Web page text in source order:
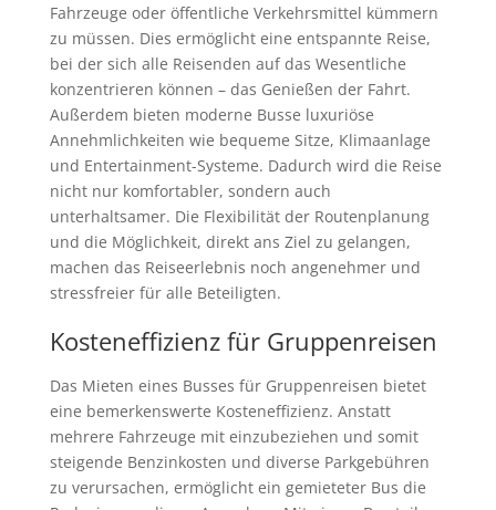
Fahrzeuge oder öffentliche Verkehrsmittel kümmern
zu müssen. Dies ermöglicht eine entspannte Reise,
bei der sich alle Reisenden auf das Wesentliche
konzentrieren können – das Genießen der Fahrt.
Außerdem bieten moderne Busse luxuriöse
Annehmlichkeiten wie bequeme Sitze, Klimaanlage
und Entertainment-Systeme. Dadurch wird die Reise
nicht nur komfortabler, sondern auch
unterhaltsamer. Die Flexibilität der Routenplanung
und die Möglichkeit, direkt ans Ziel zu gelangen,
machen das Reiseerlebnis noch angenehmer und
stressfreier für alle Beteiligten.
Kosteneffizienz für Gruppenreisen
Das Mieten eines Busses für Gruppenreisen bietet
eine bemerkenswerte Kosteneffizienz. Anstatt
mehrere Fahrzeuge mit einzubeziehen und somit
steigende Benzinkosten und diverse Parkgebühren
zu verursachen, ermöglicht ein gemieteter Bus die